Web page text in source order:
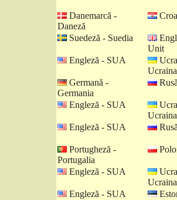
Danemarcă -
Daneză
Suedeză - Suedia
Unit
Engleză - SUA
Ucraina
Germană -
Germania
Engleză - SUA
Ucraina
Engleză - SUA
Portugheză -
Portugalia
Engleză - SUA
Ucraina
Engleză - SUA